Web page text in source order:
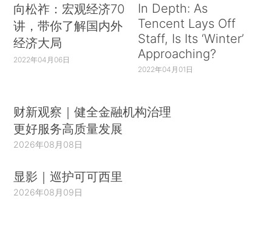
向松祚：宏观经济70
讲，带你了解国内外
经济大局
2022年04月06日
In Depth: As
Tencent Lays Off
Staff, Is Its ‘Winter’
Approaching?
2022年04月01日
财新观察｜健全金融机构治理
更好服务高质量发展
2026年08月08日
显影｜巡护可可西里
2026年08月09日